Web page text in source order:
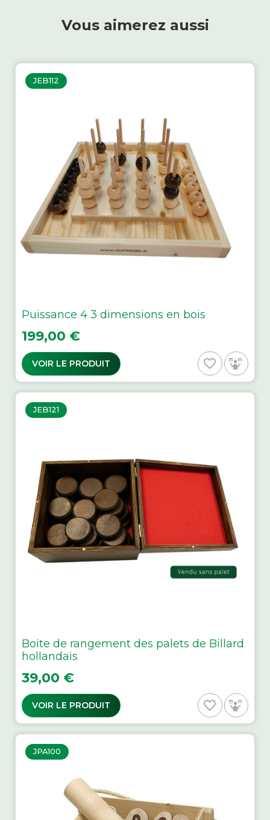
Vous aimerez aussi
JEB112
Puissance 4 3 dimensions en bois
Prix
199,00 €
VOIR LE PRODUIT favorite_border
JEB121
Boite de rangement des palets de Billard
hollandais
Prix
39,00 €
VOIR LE PRODUIT favorite_border
JPA100